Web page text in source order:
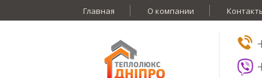
Главная О компании